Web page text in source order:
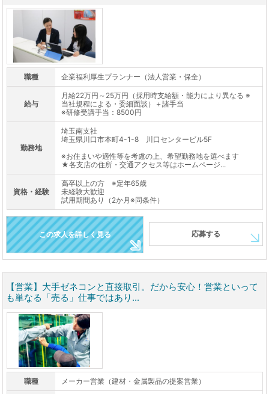
職種 企業福利厚生プランナー（法人営業・保全）
給与
月給22万円～25万円（採用時支給額・能力により異なる ※
当社規程による・委細面談）＋諸手当
※研修受講手当：8500円
勤務地
埼玉南支社
埼玉県川口市本町4-1-8 川口センタービル5F
※お住まいや適性等を考慮の上、希望勤務地を選べます
★各支店の住所・交通アクセス等はホームページ...
資格・経験
高卒以上の方 ※定年65歳
未経験大歓迎
試用期間あり（2か月※同条件）
この求人を詳しく見る 応募する
【営業】大手ゼネコンと直接取引。だから安心！営業といって
も単なる「売る」仕事ではあり...
職種 メーカー営業（建材・金属製品の提案営業）